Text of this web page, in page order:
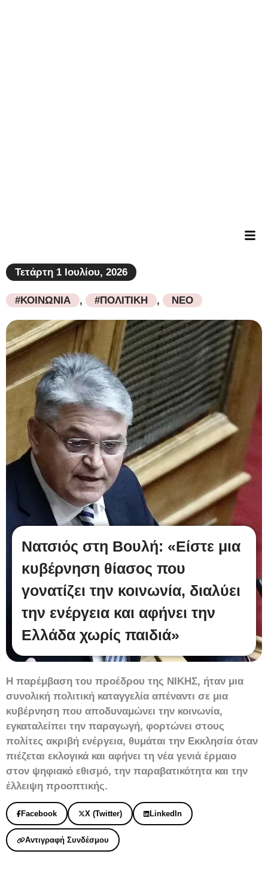
Τετάρτη 1 Ιουλίου, 2026
#ΚΟΙΝΩΝΙΑ , #ΠΟΛΙΤΙΚΗ , ΝΕΟ
Νατσιός στη Βουλή: «Είστε μια
κυβέρνηση θίασος που
γονατίζει την κοινωνία, διαλύει
την ενέργεια και αφήνει την
Ελλάδα χωρίς παιδιά»
Η παρέμβαση του προέδρου της ΝΙΚΗΣ, ήταν μια
συνολική πολιτική καταγγελία απέναντι σε μια
κυβέρνηση που αποδυναμώνει την κοινωνία,
εγκαταλείπει την παραγωγή, φορτώνει στους
πολίτες ακριβή ενέργεια, θυμάται την Εκκλησία όταν
πιέζεται εκλογικά και αφήνει τη νέα γενιά έρμαιο
στον ψηφιακό εθισμό, την παραβατικότητα και την
έλλειψη προοπτικής.
Facebook X (Twitter) LinkedIn
Αντιγραφή Συνδέσμου